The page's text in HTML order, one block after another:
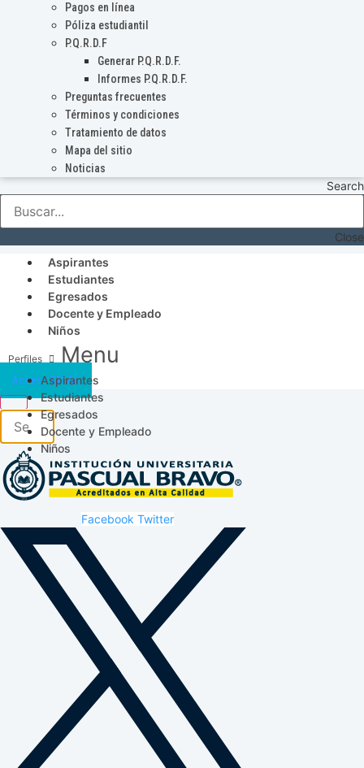
Pagos en línea
Póliza estudiantil
P.Q.R.D.F
Generar P.Q.R.D.F.
Informes P.Q.R.D.F.
Preguntas frecuentes
Términos y condiciones
Tratamiento de datos
Mapa del sitio
Noticias
Search
Close
Aspirantes
Estudiantes
Egresados
Docente y Empleado
Niños
Menu
Aspirantes
Estudiantes
Egresados
Docente y Empleado
Niños
Acceso SICAU
Facebook Twitter